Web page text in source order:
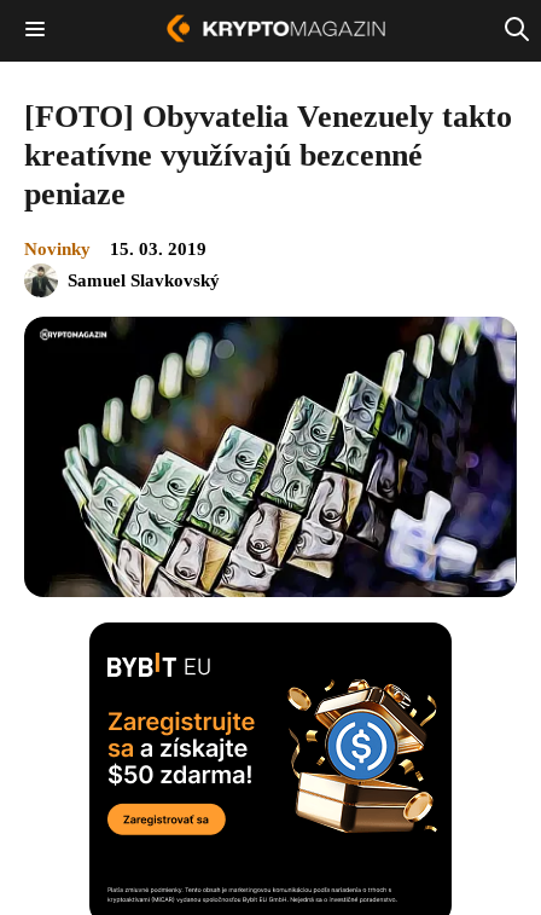
[FOTO] Obyvatelia Venezuely takto
kreatívne využívajú bezcenné
peniaze
Novinky
15. 03. 2019
Samuel Slavkovský